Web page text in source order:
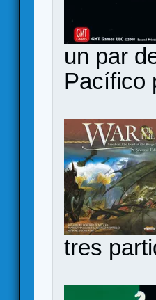
un par
Pacífico
tres